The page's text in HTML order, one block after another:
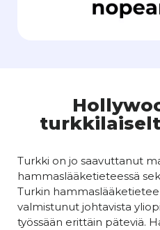
Turkki on jo saavuttanut
hammaslääketieteessä
Turkin
valmistunut johtavista
työssään erittäin päteviä.